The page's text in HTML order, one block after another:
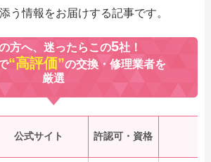
う情報をお届けする記事です。
方へ、迷ったらこの5社！
“高評価”の交換・修理業者を
厳選
公式サイト 許認可・資格